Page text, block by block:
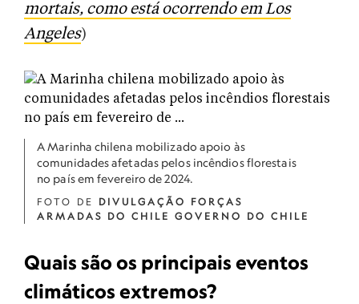
mortais, como está ocorrendo em Los
Angeles)
A Marinha chilena mobilizado apoio às
comunidades afetadas pelos incêndios florestais
no país em fevereiro de 2024.
FOTO DE DIVULGAÇÃO FORÇAS
ARMADAS DO CHILE GOVERNO DO CHILE
Quais são os principais eventos
climáticos extremos?